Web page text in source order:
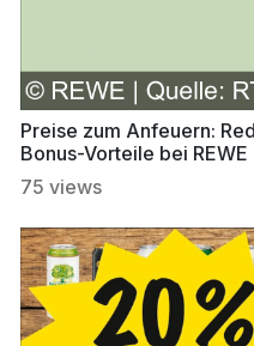
Preise zum Anfeuern:
Bonus-Vorteile bei REWE
75 views